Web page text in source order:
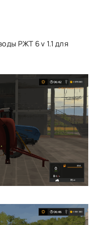
РЖТ 6 v 1.1 для